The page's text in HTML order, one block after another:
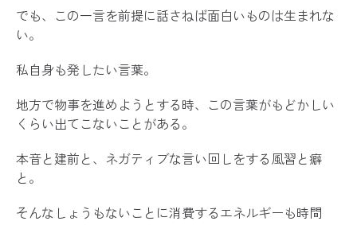
でも、この一言を前提に話さねば面白いものは生まれな
い。
私自身も発したい言葉。
地方で物事を進めようとする時、この言葉がもどかしい
くらい出てこないことがある。
本音と建前と、ネガティブな言い回しをする風習と癖
と。
そんなしょうもないことに消費するエネルギーも時間